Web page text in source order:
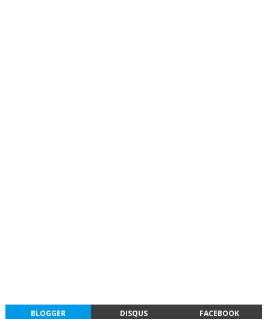
BLOGGER DISQUS FACEBOOK